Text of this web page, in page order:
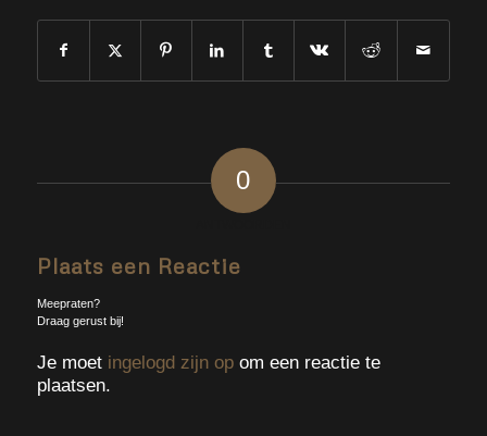
0
Plaats een Reactie
Meepraten?
Draag gerust bij!
Je moet ingelogd zijn opom een reactie te
plaatsen.